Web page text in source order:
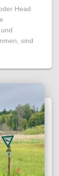
Head
sind